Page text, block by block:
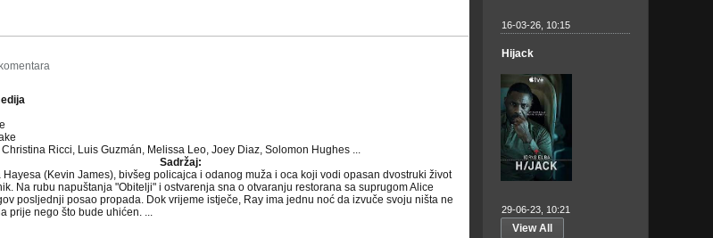
Christina Ricci, Luis Guzmán, Melissa Leo, Joey Diaz, Solomon Hughes ...
Sadržaj:
Hayesa (Kevin James), bivšeg policajca i odanog muža i oca koji vodi opasan dvostruki život
Na rubu napuštanja "Obitelji" i ostvarenja sna o otvaranju restorana sa suprugom Alice
posljednji posao propada. Dok vrijeme istječe, Ray ima jednu noć da izvuče svoju ništa ne
prije nego što bude uhićen. ...
16-03-26, 10:15
Hijack
29-06-23, 10:21
View All